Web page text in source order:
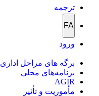
ترجمه
FA
ورود
برگه های مراحل اداری
برنامه‌های محلی
AGIR
مأموریت و تأثیر